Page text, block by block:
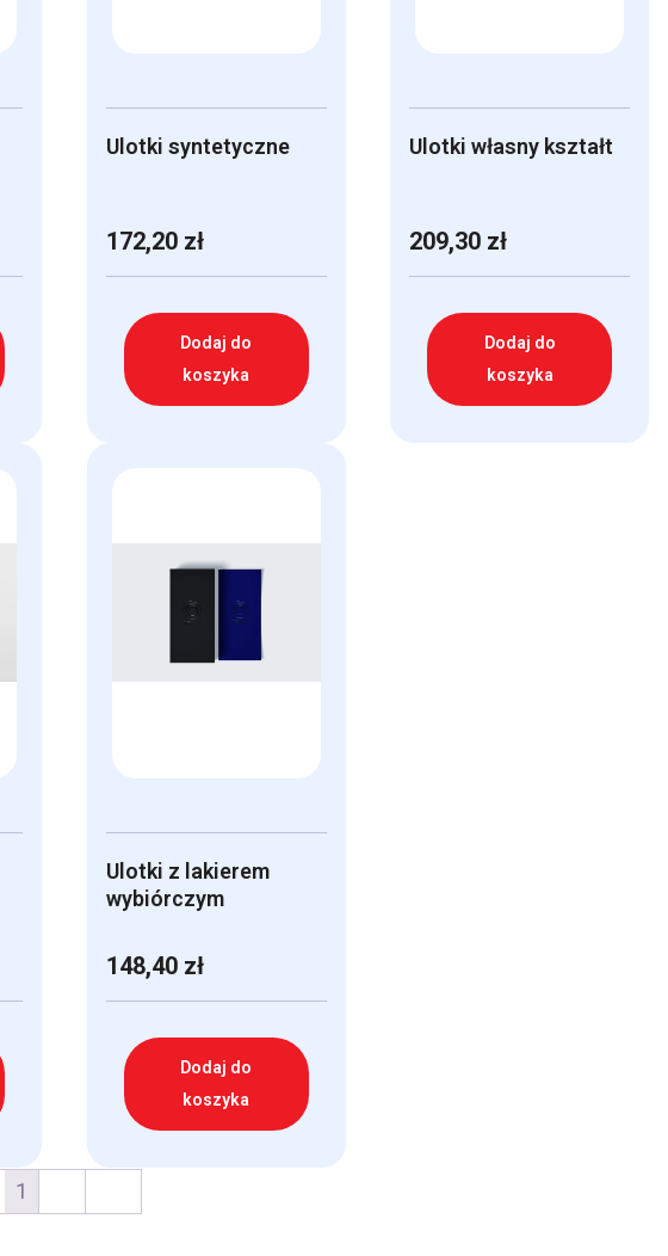
Ulotki syntetyczne
172,20 zł
Dodaj do
koszyka
Ulotki własny kształt
209,30 zł
Dodaj do
koszyka
Ulotki z lakierem
wybiórczym
148,40 zł
Dodaj do
koszyka
1